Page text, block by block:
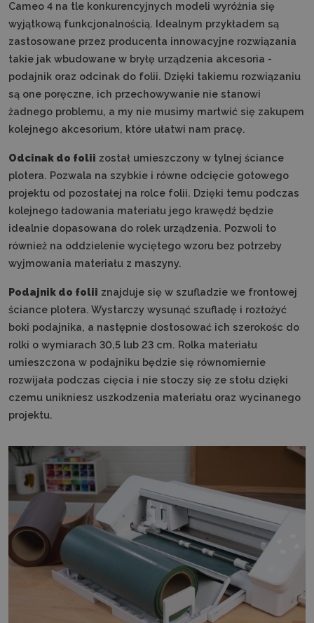
Cameo 4 na tle konkurencyjnych modeli wyróżnia się
wyjątkową funkcjonalnością. Idealnym przykładem są
zastosowane przez producenta innowacyjne rozwiązania
takie jak wbudowane w bryłę urządzenia akcesoria -
podajnik oraz odcinak do folii. Dzięki takiemu rozwiązaniu
są one poręczne, ich przechowywanie nie stanowi
żadnego problemu, a my nie musimy martwić się zakupem
kolejnego akcesorium, które ułatwi nam pracę.
Odcinak do folii został umieszczony w tylnej ściance
plotera. Pozwala na szybkie i równe odcięcie gotowego
projektu od pozostałej na rolce folii. Dzięki temu podczas
kolejnego ładowania materiału jego krawędź będzie
idealnie dopasowana do rolek urządzenia. Pozwoli to
również na oddzielenie wyciętego wzoru bez potrzeby
wyjmowania materiału z maszyny.
Podajnik do folii znajduje się w szufladzie we frontowej
ściance plotera. Wystarczy wysunąć szufladę i rozłożyć
boki podajnika, a następnie dostosować ich szerokośc do
rolki o wymiarach 30,5 lub 23 cm. Rolka materiału
umieszczona w podajniku będzie się równomiernie
rozwijała podczas cięcia i nie stoczy się ze stołu dzięki
czemu unikniesz uszkodzenia materiału oraz wycinanego
projektu.